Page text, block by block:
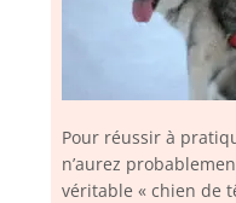
Pour réussir à
n’aurez
véritable « chien de